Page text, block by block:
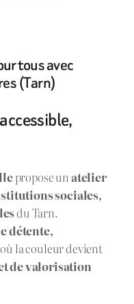
tous avec
(Tarn)
propose unatelier
sociales,
du Tarn.
détente,
la couleur devient
de valorisation